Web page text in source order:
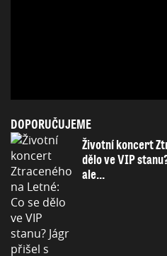
DOPORUČUJEME
Životní koncert
dělo ve VIP
ale...